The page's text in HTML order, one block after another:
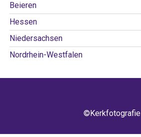
Beieren
Hessen
Niedersachsen
Nordrhein-Westfalen
©Kerkfotografie